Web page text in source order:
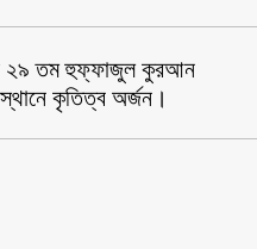
২৯ তম হুফ্ফাজুল কুরআন
কৃতিত্ব অর্জন।